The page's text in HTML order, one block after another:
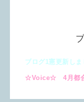
ブログ1憲更新しま
☆Voice☆ 4月都合